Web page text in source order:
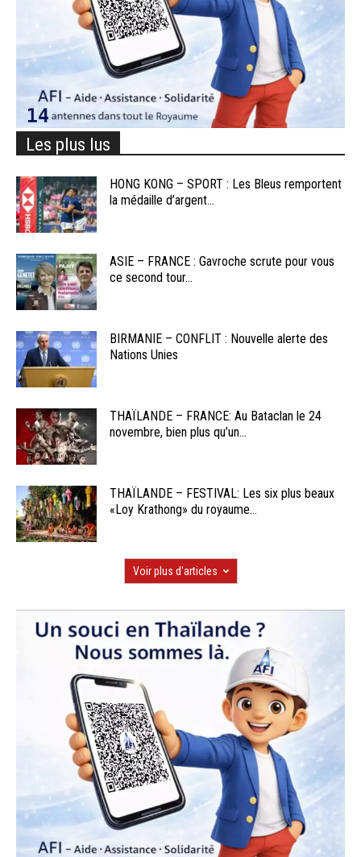
Les plus lus
HONG KONG – SPORT : Les Bleus remportent
la médaille d’argent...
ASIE – FRANCE : Gavroche scrute pour vous
ce second tour...
BIRMANIE – CONFLIT : Nouvelle alerte des
Nations Unies
THAÏLANDE – FRANCE: Au Bataclan le 24
novembre, bien plus qu’un...
THAÏLANDE – FESTIVAL: Les six plus beaux
«Loy Krathong» du royaume...
Voir plus d'articles